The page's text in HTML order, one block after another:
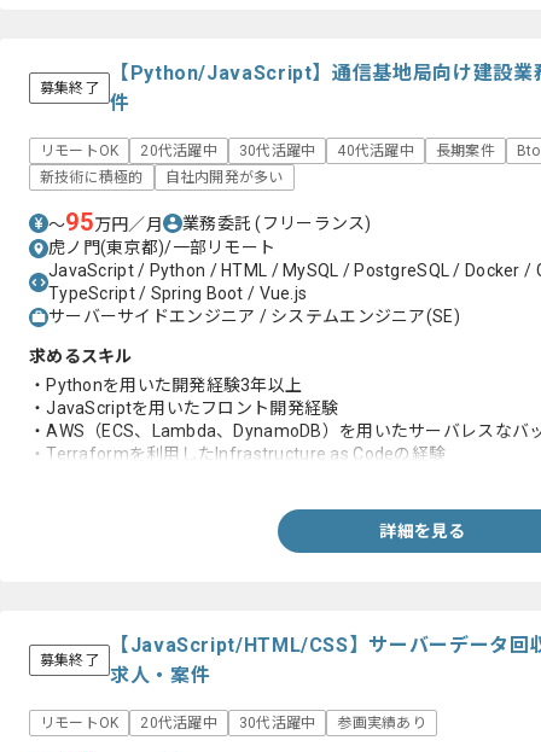
募集終了
【Python/JavaScript】通信基地局向け建設業
件
リモートOK 20代活躍中 30代活躍中 40代活躍中 長期案件
新技術に積極的
自社内開発が多い
〜95万円／月 業務委託(フリーランス)
虎ノ門(東京都)/一部リモート
JavaScript / Python / HTML / MySQL / PostgreSQL / Docker /
TypeScript / Spring Boot / Vue.js
サーバーサイドエンジニア / システムエンジニア(SE)
求めるスキル
・Pythonを用いた開発経験3年以上
・JavaScriptを用いたフロント開発経験
・AWS（ECS、Lambda、DynamoDB）を用いたサーバレスなバ
・Terraformを利用したInfrastructure as Codeの経験
詳細を見る
募集終了
【JavaScript/HTML/CSS】サーバーデータ回
求人・案件
リモートOK 20代活躍中 30代活躍中 参画実績あり